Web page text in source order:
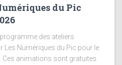
du Pic
des ateliers
Les Numériques du Pic pour le
Ces animations sont gratuites